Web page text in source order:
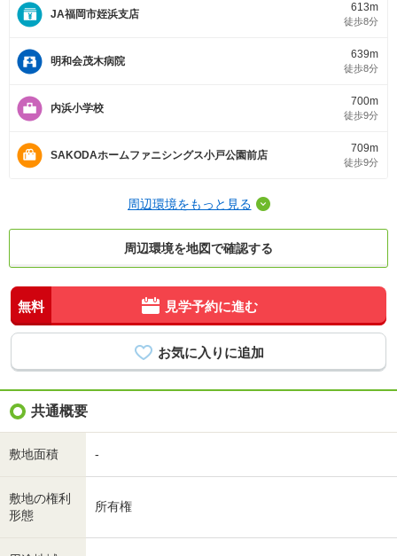
JA福岡市姪浜支店
613m
徒歩8分
明和会茂木病院
639m
徒歩8分
内浜小学校
700m
徒歩9分
SAKODAホームファニシングス小戸公園前店
709m
徒歩9分
周辺環境をもっと見る
周辺環境を地図で確認する
無料 見学予約に進む
共通概要
敷地面積 -
敷地の権利
形態
所有権